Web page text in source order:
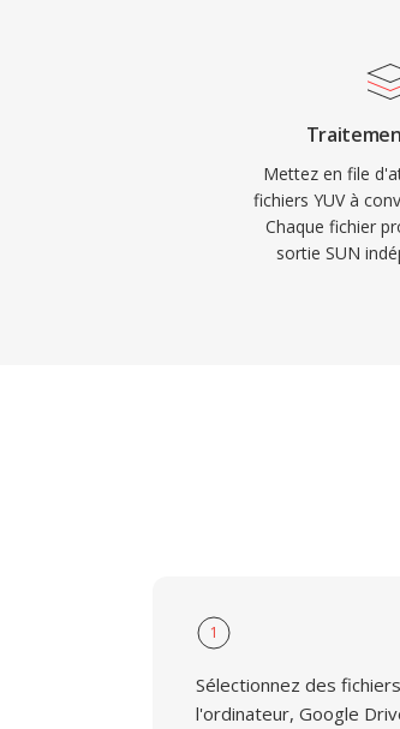
Mettez en file
fichiers YUV à
Chaque fichier
sortie SUN
1
Sélectionnez des
l'ordinateur, Google